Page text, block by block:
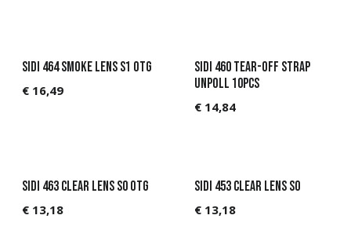
Sidi 464 Smoke Lens S1 OTG
€ 16,49
Sidi 460 Tear-Off Strap
Unpoll 10pcs
€ 14,84
Sidi 463 Clear Lens S0 OTG
€ 13,18
Sidi 453 Clear Lens S0
€ 13,18